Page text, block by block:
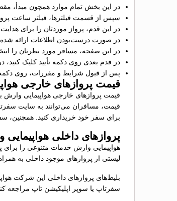
در این بخش تمام موارد همچون مبدأ،
سپس از قسمت فیلترها، فیلتر ساعت
در این قدم، پرواز موردتان را برای
در صورت درست‌بودن اطلاعات ارائه شده،
در این صفحه، مسافر مورد نظرتان را
در قدم بعدی روی دکمه تأیید کلیک
پس از قبول شرایط و مقررات، روی دکمه
قیمت پروازهای خارجی
قیمت پروازهای خارجی هواپیمایی وارش
قیمت، مسافران می‌توانند به سایت
برای سفر خود خریداری کنید. همچنین،
پروازهای داخلی
هواپیمایی وارش خدمات متنوعی را
لیستی از پروازهای موجود داخلی به
بلیط‌های پروازهای داخلی این شرکت
سفرتاپ یا سوپر اپلیکیشن تاپ مراجعه